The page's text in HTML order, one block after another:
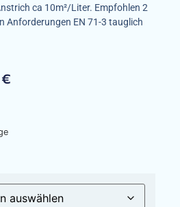
ca 10m²/Liter. Empfohlen 2
Anforderungen EN 71-3 tauglich
€